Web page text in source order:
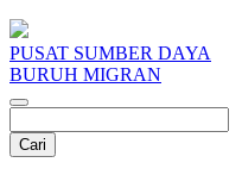
PUSAT SUMBER DAYA
BURUH MIGRAN